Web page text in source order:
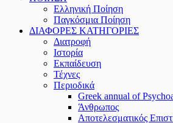
Ελληνική Ποίηση
Παγκόσμια Ποίηση
ΔΙΑΦΟΡΕΣ ΚΑΤΗΓΟΡΙΕΣ
Διατροφή
Ιστορία
Εκπαίδευση
Τέχνες
Περιοδικά
Greek annual of
Άνθρωπος
Αποτελεσματικός